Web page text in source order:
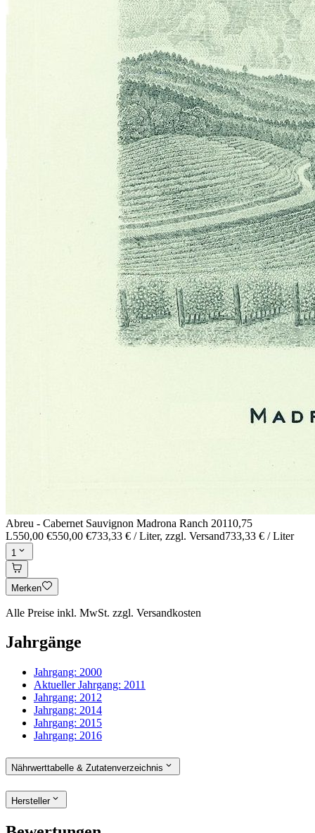
Abreu - Cabernet Sauvignon Madrona Ranch 20110,75
L550,00 €550,00 €733,33 € / Liter, zzgl. Versand733,33 € / Liter
1
Merken
Alle Preise inkl. MwSt. zzgl. Versandkosten
Jahrgänge
Jahrgang: 2000
Aktueller Jahrgang: 2011
Jahrgang: 2012
Jahrgang: 2014
Jahrgang: 2015
Jahrgang: 2016
Nährwerttabelle & Zutatenverzeichnis
Hersteller